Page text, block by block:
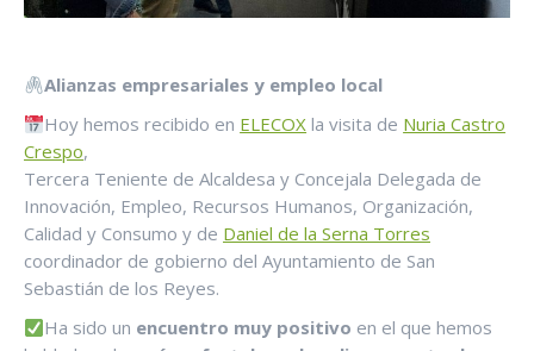
Alianzas empresariales y empleo local
Hoy hemos recibido en ELECOX la visita de Nuria Castro
Crespo,
Tercera Teniente de Alcaldesa y Concejala Delegada de
Innovación, Empleo, Recursos Humanos, Organización,
Calidad y Consumo y de Daniel de la Serna Torres
coordinador de gobierno del Ayuntamiento de San
Sebastián de los Reyes.
Ha sido un encuentro muy positivo en el que hemos